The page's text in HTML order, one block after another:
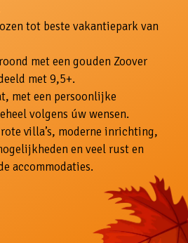
tot beste vakantiepark van
met een gouden Zoover
met 9,5+.
met een persoonlijke
volgens úw wensen.
villa’s, moderne inrichting,
en veel rust en
accommodaties.